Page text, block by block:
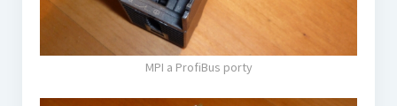
MPI a ProfiBus porty